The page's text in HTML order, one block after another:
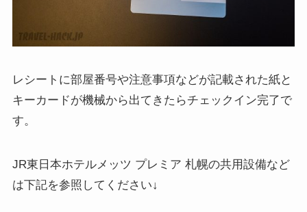
レシートに部屋番号や注意事項などが記載された紙と
キーカードが機械から出てきたらチェックイン完了で
す。
JR東日本ホテルメッツ プレミア 札幌の共用設備など
は下記を参照してください↓